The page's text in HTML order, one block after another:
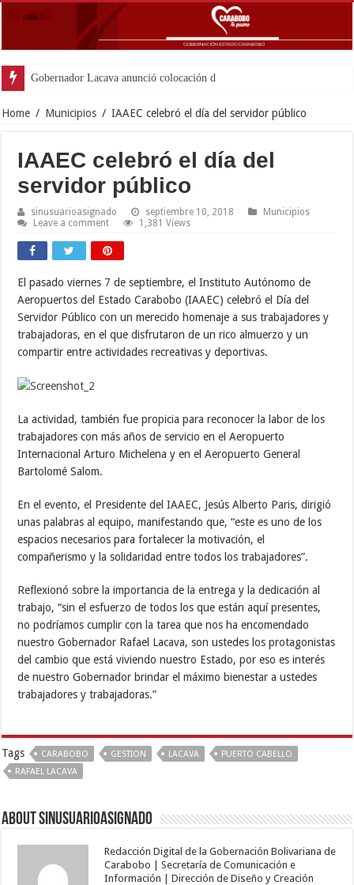
Gobernador Lacava anunció colocación de más de mil 500
Home / Municipios / IAAEC celebró el día del servidor público
IAAEC celebró el día del
servidor público
sinusuarioasignado septiembre 10, 2018
Municipios
Leave a comment
1,381 Views
El pasado viernes 7 de septiembre, el Instituto Autónomo de
Aeropuertos del Estado Carabobo (IAAEC) celebró el Día del
Servidor Público con un merecido homenaje a sus trabajadores y
trabajadoras, en el que disfrutaron de un rico almuerzo y un
compartir entre actividades recreativas y deportivas.
La actividad, también fue propicia para reconocer la labor de los
trabajadores con más años de servicio en el Aeropuerto
Internacional Arturo Michelena y en el Aeropuerto General
Bartolomé Salom.
En el evento, el Presidente del IAAEC, Jesús Alberto Paris, dirigió
unas palabras al equipo, manifestando que, “este es uno de los
espacios necesarios para fortalecer la motivación, el
compañerismo y la solidaridad entre todos los trabajadores”.
Reflexionó sobre la importancia de la entrega y la dedicación al
trabajo, “sin el esfuerzo de todos los que están aquí presentes,
no podríamos cumplir con la tarea que nos ha encomendado
nuestro Gobernador Rafael Lacava, son ustedes los protagonistas
del cambio que está viviendo nuestro Estado, por eso es interés
de nuestro Gobernador brindar el máximo bienestar a ustedes
trabajadores y trabajadoras.”
Tags CARABOBO GESTION LACAVA
PUERTO CABELLO
RAFAEL LACAVA
About sinusuarioasignado
Redacción Digital de la Gobernación Bolivariana de
Carabobo | Secretaría de Comunicación e
Información | Dirección de Diseño y Creación